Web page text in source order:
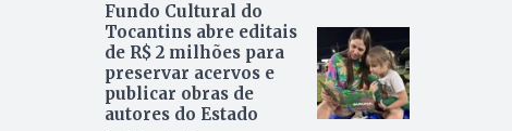
Fundo Cultural do
Tocantins abre editais
de R$ 2 milhões para
preservar acervos e
publicar obras de
autores do Estado